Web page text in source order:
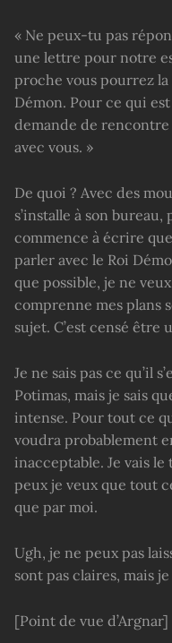
« Ne peux-tu pas
une lettre pour notre
proche vous pourrez
Démon. Pour ce qui
demande de
avec vous. »
De quoi ? Avec des
s’installe à son
commence à écrire
parler avec le Roi
que possible, je ne
comprenne mes plans
sujet. C’est censé être
Je ne sais pas ce qu’il
Potimas, mais je sais
intense. Pour tout ce
voudra probablement
inacceptable. Je vais le
peux je veux que tout
que par moi.
Ugh, je ne peux pas
sont pas claires, mais
[Point de vue d’Argnar]